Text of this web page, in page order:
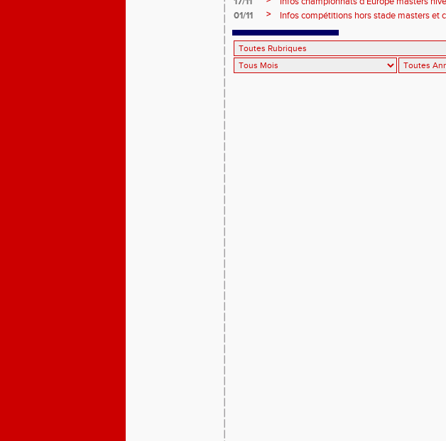
01/11
> Infos compétitions hors stade masters et